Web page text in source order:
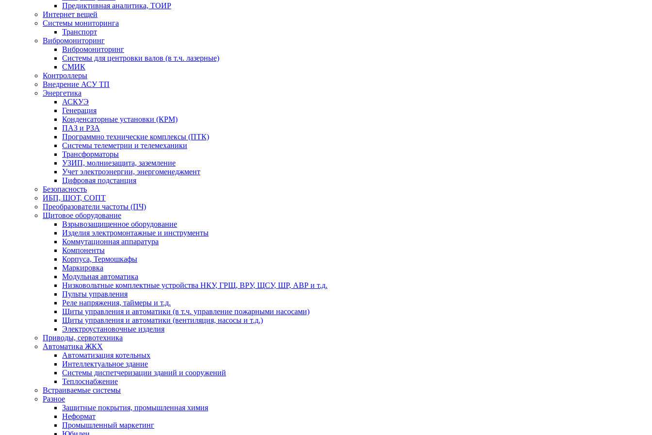
Предиктивная аналитика, ТОИР
Интернет вещей
Системы мониторинга
Транспорт
Вибромониторинг
Вибромониторинг
Системы для центровки валов (в т.ч. лазерные)
СМИК
Контроллеры
Внедрение АСУ ТП
Энергетика
АСКУЭ
Генерация
Конденсаторные установки (КРМ)
ПАЗ и РЗА
Программно технические комплексы (ПТК)
Системы телеметрии и телемеханики
Трансформаторы
УЗИП, молниезащита, заземление
Учет электроэнергии, энергоменеджмент
Цифровая подстанция
Безопасность
ИБП, ШОТ, СОПТ
Преобразователи частоты (ПЧ)
Щитовое оборудование
Взрывозащищенное оборудование
Изделия электромонтажные и инструменты
Коммутационная аппаратура
Компоненты
Корпуса, Термошкафы
Маркировка
Модульная автоматика
Низковольтные комплектные устройства НКУ, ГРЩ, ВРУ, ЩСУ, ШР, АВР и т.д.
Пульты управления
Реле напряжения, таймеры и т.д.
Щиты управления и автоматики (в т.ч. управление пожарными насосами)
Щиты управления и автоматики (вентиляция, насосы и т.д.)
Электроустановочные изделия
Приводы, сервотехника
Автоматика ЖКХ
Автоматизация котельных
Интеллектуальное здание
Системы диспетчеризации зданий и сооружений
Теплоснабжение
Встраиваемые системы
Разное
Защитные покрытия, промышленная химия
Неформат
Промышленный маркетинг